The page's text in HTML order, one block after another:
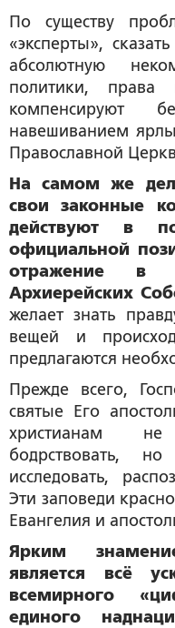
По существу
«эксперты»,
абсолютную
политики, права
компенсируют
навешиванием
Православной
На самом же
свои законные
действуют в
официальной
отражение в
Архиерейских
желает знать
вещей и
предлагаются
Прежде всего,
святые Его
христианам не
бодрствовать,
исследовать,
Эти заповеди
Евангелия и
Ярким
является всё
всемирного
единого